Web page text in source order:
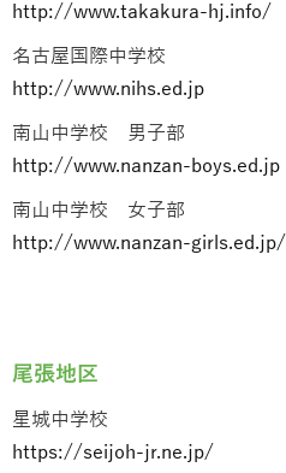
http://www.takakura-hj.info/
名古屋国際中学校
http://www.nihs.ed.jp
南山中学校 男子部
http://www.nanzan-boys.ed.jp
南山中学校 女子部
http://www.nanzan-girls.ed.jp/
尾張地区
星城中学校
https://seijoh-jr.ne.jp/